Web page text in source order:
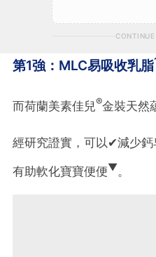
第1強：MLC易吸收乳脂
而荷蘭美素佳兒®金裝天然
經研究證實，可以✔減少鈣
有助軟化寶寶便便▼。